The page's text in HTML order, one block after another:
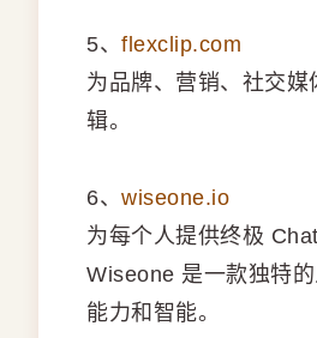
5、 flexclip.com
为品牌、营销、社交
辑。
6、 wiseone.io
为每个人提供终极
Wiseone 是一款独特
能力和智能。